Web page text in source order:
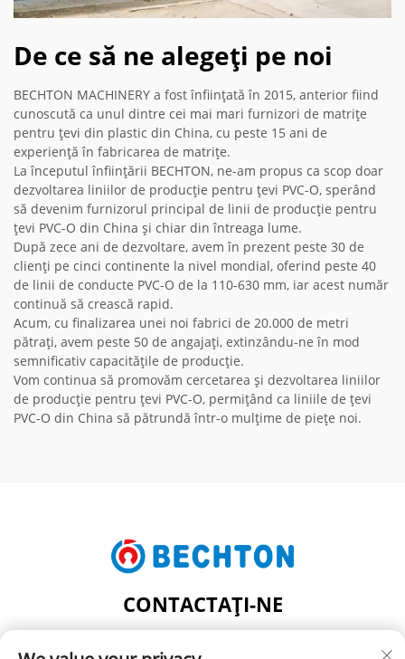
De ce să ne alegeți pe noi
BECHTON MACHINERY a fost înființată în 2015, anterior fiind
cunoscută ca unul dintre cei mai mari furnizori de matrițe
pentru țevi din plastic din China, cu peste 15 ani de
experiență în fabricarea de matrițe.
La începutul înființării BECHTON, ne-am propus ca scop doar
dezvoltarea liniilor de producție pentru țevi PVC-O, sperând
să devenim furnizorul principal de linii de producție pentru
țevi PVC-O din China și chiar din întreaga lume.
După zece ani de dezvoltare, avem în prezent peste 30 de
clienți pe cinci continente la nivel mondial, oferind peste 40
de linii de conducte PVC-O de la 110-630 mm, iar acest număr
continuă să crească rapid.
Acum, cu finalizarea unei noi fabrici de 20.000 de metri
pătrați, avem peste 50 de angajați, extinzându-ne în mod
semnificativ capacitățile de producție.
Vom continua să promovăm cercetarea și dezvoltarea liniilor
de producție pentru țevi PVC-O, permițând ca liniile de țevi
PVC-O din China să pătrundă într-o mulțime de piețe noi.
CONTACTAȚI-NE